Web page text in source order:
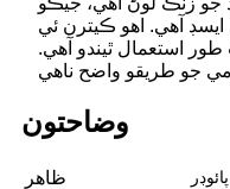
آهي. اهو ڪيترن ئي
استعمال ٿيندو آهي.
وضاحتون
ظاهر